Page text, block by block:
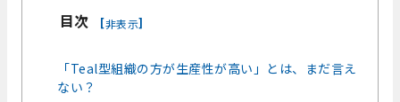
目次 [非表示]
「Teal型組織の方が生産性が高い」とは、まだ言え
ない？